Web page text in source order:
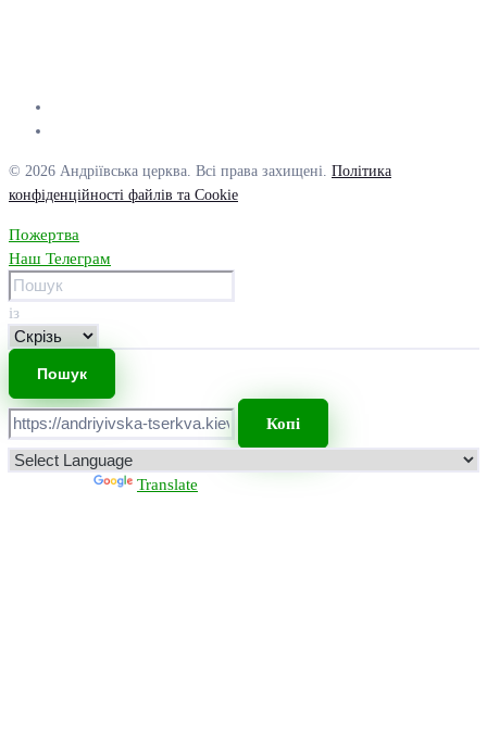
© 2026 Андріївська церква. Всі права захищені. Політика
конфіденційності файлів та Cookie
Пожертва
Наш Телеграм
із
Копі
Translate